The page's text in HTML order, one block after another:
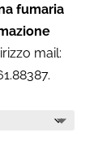
fumaria
mail: